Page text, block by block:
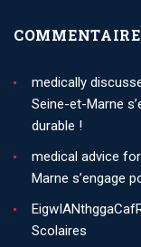
medically
Seine-et-Marne
durable !
medical advice
Marne s’engage
Scolaires